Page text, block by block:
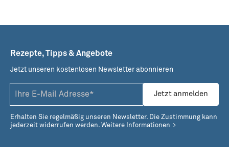
Rezepte, Tipps & Angebote
Jetzt unseren kostenlosen Newsletter abonnieren
Jetzt anmelden
Erhalten Sie regelmäßig unseren Newsletter. Die Zustimmung kann
jederzeit widerrufen werden. Weitere Informationen